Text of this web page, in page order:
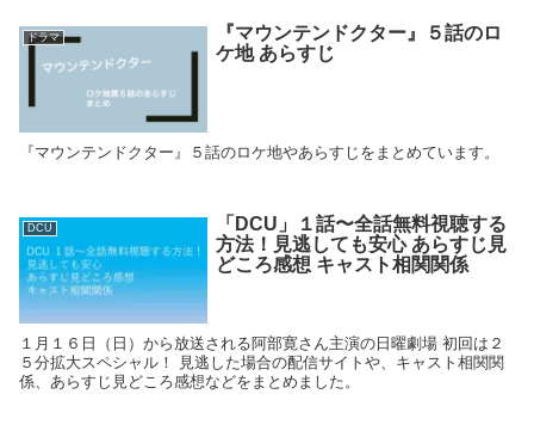
ドラマ
『マウンテンドクター』５話のロ
ケ地 あらすじ
『マウンテンドクター』５話のロケ地やあらすじをまとめています。
DCU
「DCU」１話〜全話無料視聴する
方法！見逃しても安心 あらすじ見
どころ感想 キャスト相関関係
１月１６日（日）から放送される阿部寛さん主演の日曜劇場 初回は２
５分拡大スペシャル！ 見逃した場合の配信サイトや、キャスト相関関
係、あらすじ見どころ感想などをまとめました。